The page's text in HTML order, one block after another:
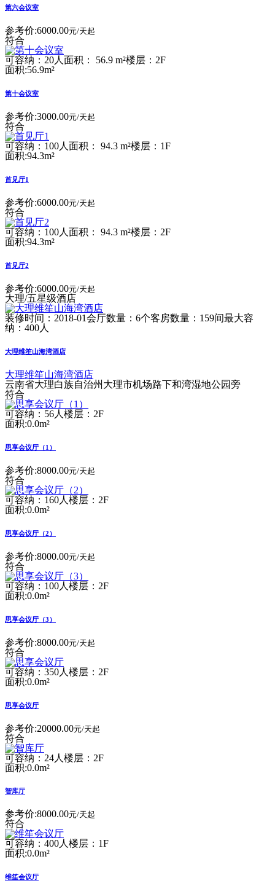
第六会议室
参考价:6000.00元/天起
符合
可容纳：20人 面积： 56.9 m²楼层：2F
面积:56.9m²
第十会议室
参考价:3000.00元/天起
符合
可容纳：100人 面积： 94.3 m²楼层：1F
面积:94.3m²
首见厅1
参考价:6000.00元/天起
符合
可容纳：100人 面积： 94.3 m²楼层：2F
面积:94.3m²
首见厅2
参考价:6000.00元/天起
大理/五星级酒店
装修时间：2018-01会厅数量：6个客房数量：159间最大容
纳：400人
大理维笙山海湾酒店
大理维笙山海湾酒店
云南省大理白族自治州大理市机场路下和湾湿地公园旁
符合
可容纳：56人 楼层：2F
面积:0.0m²
思享会议厅（1）
参考价:8000.00元/天起
符合
可容纳：160人 楼层：2F
面积:0.0m²
思享会议厅（2）
参考价:8000.00元/天起
符合
可容纳：100人 楼层：2F
面积:0.0m²
思享会议厅（3）
参考价:8000.00元/天起
符合
可容纳：350人 楼层：2F
面积:0.0m²
思享会议厅
参考价:20000.00元/天起
符合
可容纳：24人 楼层：2F
面积:0.0m²
智库厅
参考价:8000.00元/天起
符合
可容纳：400人楼层：1F
面积:0.0m²
维笙会议厅